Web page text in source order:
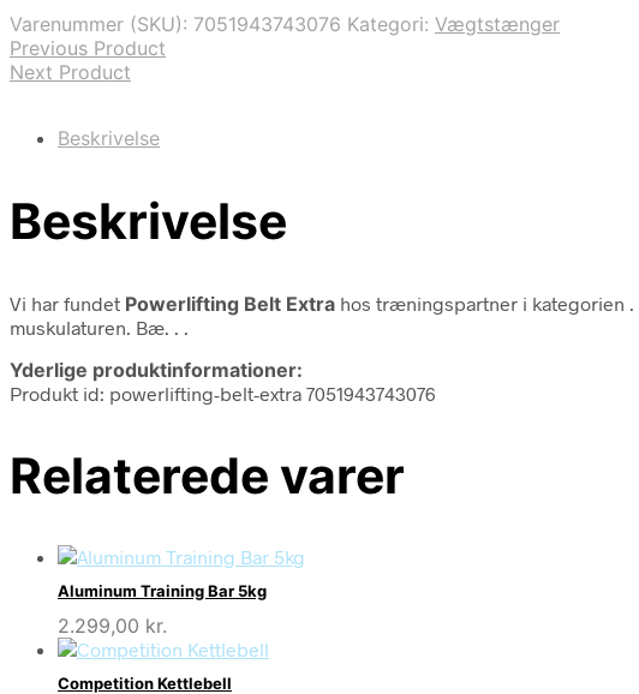
Varenummer (SKU): 7051943743076 Kategori: Vægtstænger
Previous Product
Next Product
Beskrivelse
Beskrivelse
Vi har fundet Powerlifting Belt Extra hos træningspartner i kategorien
muskulaturen. Bæ. . .
Yderlige produktinformationer:
Produkt id: powerlifting-belt-extra 7051943743076
Relaterede varer
Aluminum Training Bar 5kg
2.299,00 kr.
Competition Kettlebell